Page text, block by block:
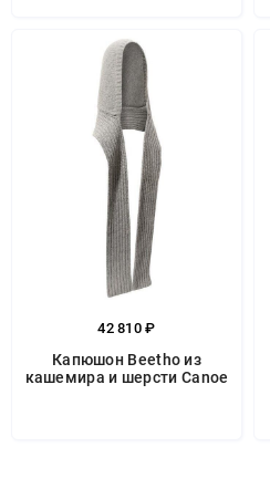
42 810 ₽
Капюшон Beetho из
кашемира и шерсти Canoe